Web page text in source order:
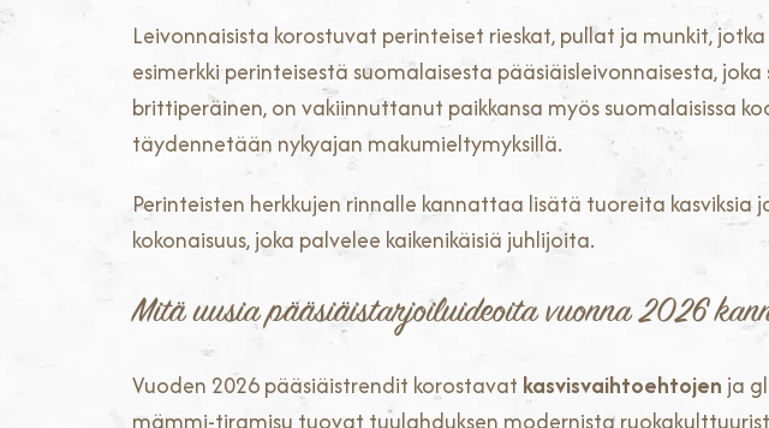
Leivonnaisista korostuvat perinteiset rieskat, pullat ja munkit,
esimerkki perinteisestä suomalaisesta pääsiäisleivonnaisesta,
brittiperäinen, on vakiinnuttanut paikkansa myös suomalaisissa
täydennetään nykyajan makumieltymyksillä.
Perinteisten herkkujen rinnalle kannattaa lisätä tuoreita
kokonaisuus, joka palvelee kaikenikäisiä juhlijoita.
Mitä uusia pääsiäistarjoiluideoita vuonna 2026
Vuoden 2026 pääsiäistrendit korostavat kasvisvaihtoehtojen ja